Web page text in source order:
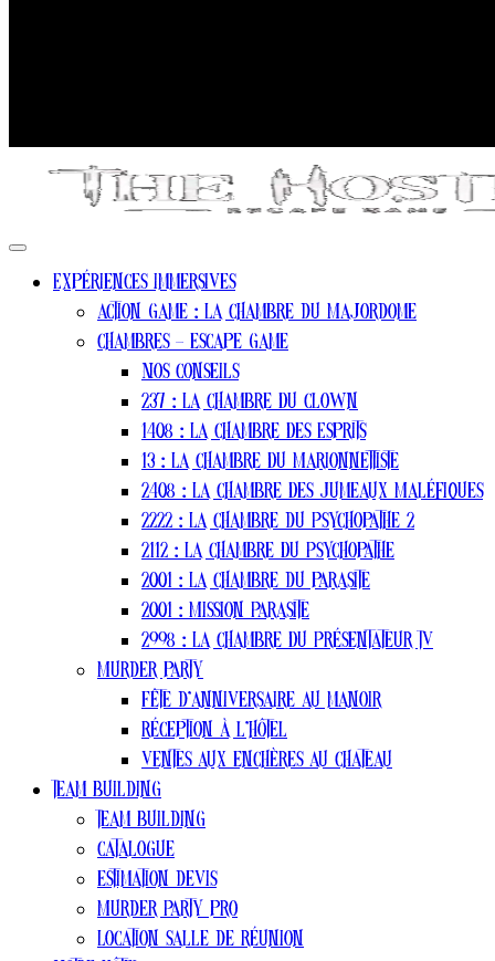
Expériences Immersives
Action game : La chambre du Majordome
Chambres – escape game
Nos conseils
237 : La Chambre Du Clown
1408 : La Chambre Des Esprits
13 : La Chambre Du Marionnettiste
2408 : La Chambre Des Jumeaux Maléfiques
2222 : La Chambre du Psychopathe 2
2112 : La Chambre Du Psychopathe
2001 : La chambre du parasite
2001 : Mission Parasite
2998 : La Chambre Du Présentateur TV
Murder party
Fête d’anniversaire au manoir
Réception à l’hôtel
Ventes aux enchères au chateau
Team Building
Team Building
Catalogue
estimation devis
Murder Party pro
Location salle de réunion